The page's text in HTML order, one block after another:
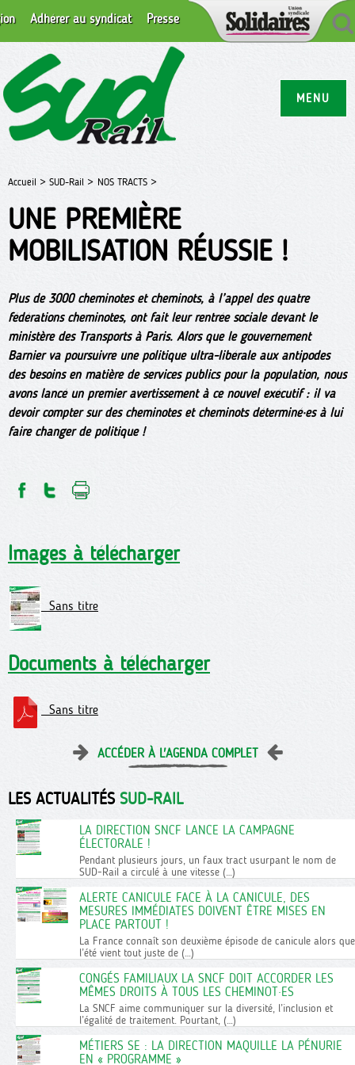
MENU
Adhérer au syndicat Presse
Accueil > SUD-Rail > NOS TRACTS >
UNE PREMIÈRE
MOBILISATION RÉUSSIE !
Plus de 3000 cheminotes et cheminots, à l’appel des quatre
fédérations cheminotes, ont fait leur rentrée sociale devant le
ministère des Transports à Paris. Alors que le gouvernement
Barnier va poursuivre une politique ultra-libérale aux antipodes
des besoins en matière de services publics pour la population, nous
avons lancé un premier avertissement à ce nouvel exécutif : il va
devoir compter sur des cheminotes et cheminots déterminé·es à lui
faire changer de politique !
Images à télécharger
Sans titre
Documents à télécharger
Sans titre
ACCÉDER À L'AGENDA COMPLET
LES ACTUALITÉS SUD-RAIL
LA DIRECTION SNCF LANCE LA CAMPAGNE
ÉLECTORALE !
Pendant plusieurs jours, un faux tract usurpant le nom de
SUD-Rail a circulé à une vitesse (…)
ALERTE CANICULE FACE À LA CANICULE, DES
MESURES IMMÉDIATES DOIVENT ÊTRE MISES EN
PLACE PARTOUT !
La France connaît son deuxième épisode de canicule alors que
l’été vient tout juste de (…)
CONGÉS FAMILIAUX LA SNCF DOIT ACCORDER LES
MÊMES DROITS À TOUS LES CHEMINOT·ES
La SNCF aime communiquer sur la diversité, l’inclusion et
l’égalité de traitement. Pourtant, (…)
MÉTIERS SE : LA DIRECTION MAQUILLE LA PÉNURIE
EN « PROGRAMME »